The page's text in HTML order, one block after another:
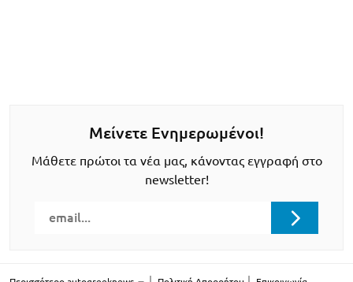
Μείνετε Ενημερωμένοι!
Μάθετε πρώτοι τα νέα μας, κάνοντας εγγραφή στο
newsletter!